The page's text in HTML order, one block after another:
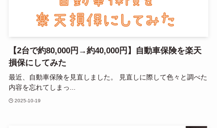
【2台で約80,000円→約40,000円】自動車保険を楽天
損保にしてみた
最近、自動車保険を見直しました。 見直しに際して色々と調べた
内容を忘れてしまっ...
2025-10-19